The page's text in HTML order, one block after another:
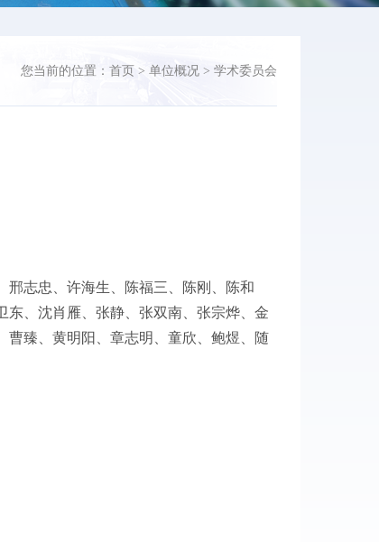
您当前的位置： 首页 > 单位概况 > 学术委员会
邢志忠、许海生、陈福三、陈刚、陈和
、沈肖雁、张静、张双南、张宗烨、金
曹臻、黄明阳、章志明、童欣、鲍煜、随